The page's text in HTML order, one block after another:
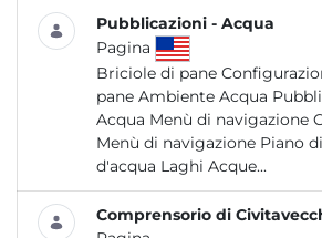
Pubblicazioni - Acqua
Pagina
Briciole di pane
pane Ambiente Acqua
Acqua Menù di navigazione
Menù di navigazione Piano
d'acqua Laghi Acque...
Comprensorio di